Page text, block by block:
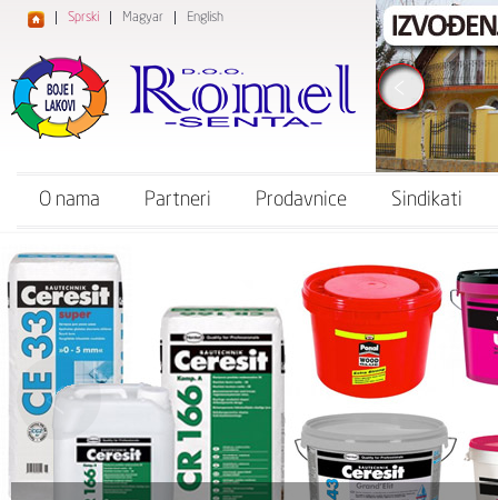
O nama Partneri Prodavnice Sindikati
Sprski Magyar English